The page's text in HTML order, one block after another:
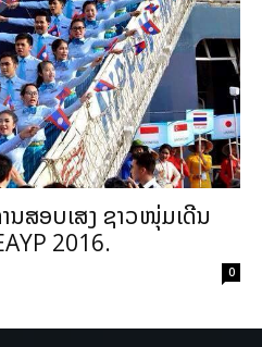
ສອບເສງ ຊາວໜຸ່ມເດີນ
2016.
0